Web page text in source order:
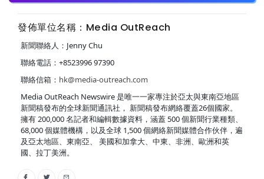
發佈單位名稱：Media OutReach
新聞聯絡人：Jenny Chu
聯絡電話：+8523996 97390
聯絡信箱： hk@media-outreach.com
Media OutReach Newswire 是唯一一家專注於亞太與東南亞地區
新聞稿發布的全球新聞通訊社， 新聞稿發布網絡覆蓋26個國家。
擁有 200,000 名記者和編輯數據資料，涵蓋 500 個新聞行業種類、
68,000 個媒體機構，以及全球 1,500 個網絡新聞媒體合作伙伴，遍
及亞太地區、東南亞、 美國和加拿大、中東、非洲、歐洲和英
國、拉丁美洲。